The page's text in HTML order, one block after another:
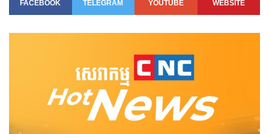
FACEBOOK TELEGRAM YOUTUBE WEBSITE